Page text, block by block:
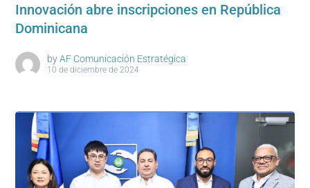
Innovación abre inscripciones en República
Dominicana
by AF Comunicación Estratégica
10 de diciembre de 2024